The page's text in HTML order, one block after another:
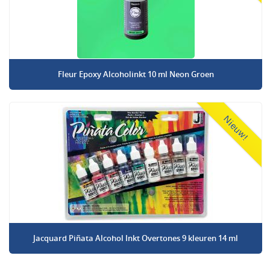
Fleur Epoxy Alcoholinkt 10 ml Neon Groen
Nieuw!
Jacquard Piñata Alcohol Inkt Overtones 9 kleuren 14 ml